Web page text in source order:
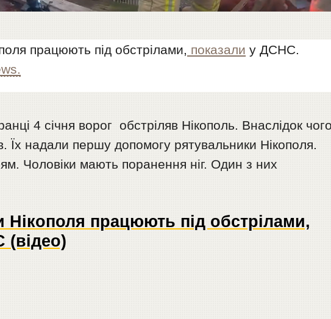
працюють під обстрілами, показали у ДСНС.
4 січня ворог обстріляв Нікополь. Внаслідок
Їх надали першу допомогу рятувальники Нікополя.
Чоловіки мають поранення ніг. Один з них
Нікополя працюють під обстрілами,
(відео)